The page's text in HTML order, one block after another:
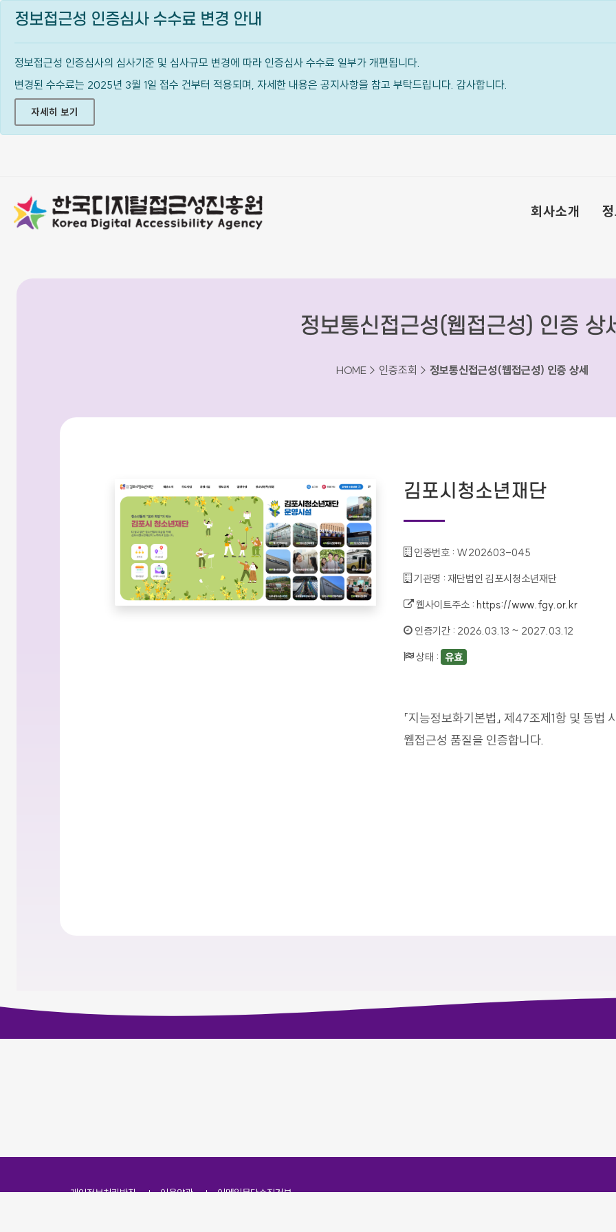
정보접근성 인증심사 수수료 변경 안내
정보접근성 인증심사의 심사기준 및 심사규모 변경에 따라 인증심사 수수료 일부가 개편됩니다.
변경된 수수료는 2025년 3월 1일 접수 건부터 적용되며, 자세한 내용은 공지사항을 참고 부탁드립니다. 감사합니다.
자세히 보기
회사소개
정보통신접근성(웹접근성) 인증 상
HOME > 인증조회 > 정보통신접근성(웹접근성) 인증 상세
김포시청소년재단
인증번호 : W202603-045
기관명 :재단법인 김포시청소년재단
웹사이트주소 :https://www.fgy.or.kr
인증기간 : 2026.03.13 ~ 2027.03.12
상태 : 유효
「지능정보화기본법」 제47조제1항 및 동
웹접근성 품질을 인증합니다.
개인정보처리방침 이용약관 이메일무단수집거부